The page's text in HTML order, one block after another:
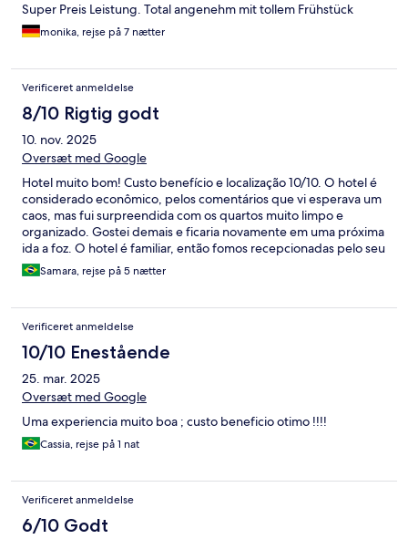
Super Preis Leistung. Total angenehm mit tollem Frühstück
monika, rejse på 7 nætter
Verificeret anmeldelse
8/10 Rigtig godt
10. nov. 2025
Oversæt med Google
Hotel muito bom! Custo benefício e localização 10/10. O hotel é
considerado econômico, pelos comentários que vi esperava um
caos, mas fui surpreendida com os quartos muito limpo e
organizado. Gostei demais e ficaria novamente em uma próxima
ida a foz. O hotel é familiar, então fomos recepcionadas pelo seu
Pedro que é um amor de pessoa e muito educado e tivemos
também contato com sua esposa que limpa os quartos e deixa
educada e gente boa.
Samara, rejse på 5 nætter
Verificeret anmeldelse
10/10 Enestående
25. mar. 2025
Oversæt med Google
Uma experiencia muito boa ; custo beneficio otimo !!!!
Cassia, rejse på 1 nat
Verificeret anmeldelse
6/10 Godt